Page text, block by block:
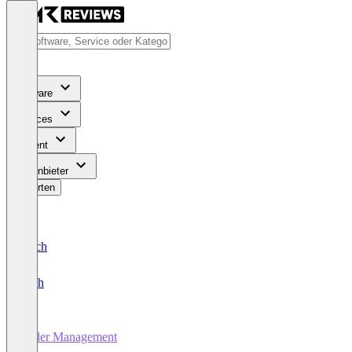
Software
Services
Content
Für Anbieter
Bewerten
Deutsch
English
Order Management